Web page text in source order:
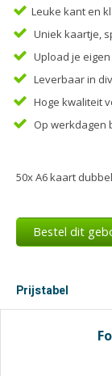
Tijdschriften
Leuke kant en
Uniek kaartje,
Upload je
Leverbaar in
Hoge kwaliteit
Op werkdagen
50x A6 kaart
Bestel dit
Prijstabel